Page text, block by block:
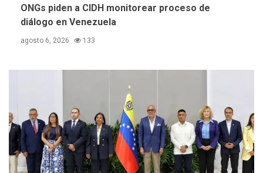
ONGs piden a CIDH monitorear proceso de
diálogo en Venezuela
agosto 6, 2026 133